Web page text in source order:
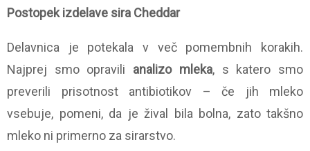
Postopek izdelave sira Cheddar
Delavnica je potekala v več pomembnih korakih.
Najprej smo opravili analizo mleka, s katero smo
preverili prisotnost antibiotikov – če jih mleko
vsebuje, pomeni, da je žival bila bolna, zato takšno
mleko ni primerno za sirarstvo.